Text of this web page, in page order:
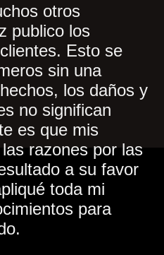
otros
publico los
Esto se
sin una
los daños y
no significan
es que mis
razones por las
a su favor
toda mi
para